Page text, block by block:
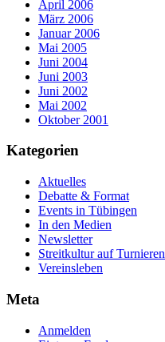
April 2006
März 2006
Januar 2006
Mai 2005
Juni 2004
Juni 2003
Juni 2002
Mai 2002
Oktober 2001
Kategorien
Aktuelles
Debatte & Format
Events in Tübingen
In den Medien
Newsletter
Streitkultur auf Turnieren
Vereinsleben
Meta
Anmelden